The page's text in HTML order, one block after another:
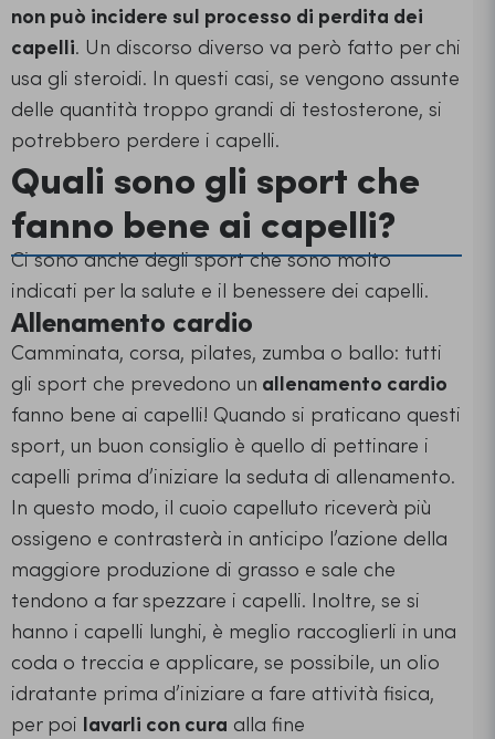
non può incidere sul processo di perdita dei
capelli. Un discorso diverso va però fatto per chi
usa gli steroidi. In questi casi, se vengono assunte
delle quantità troppo grandi di testosterone, si
potrebbero perdere i capelli.
Quali sono gli sport che
fanno bene ai capelli?
Ci sono anche degli sport che sono molto
indicati per la salute e il benessere dei capelli.
Allenamento cardio
Camminata, corsa, pilates, zumba o ballo: tutti
gli sport che prevedono un allenamento cardio
fanno bene ai capelli! Quando si praticano questi
sport, un buon consiglio è quello di pettinare i
capelli prima d’iniziare la seduta di allenamento.
In questo modo, il cuoio capelluto riceverà più
ossigeno e contrasterà in anticipo l’azione della
maggiore produzione di grasso e sale che
tendono a far spezzare i capelli. Inoltre, se si
hanno i capelli lunghi, è meglio raccoglierli in una
coda o treccia e applicare, se possibile, un olio
idratante prima d’iniziare a fare attività fisica,
per poi lavarli con cura alla fine